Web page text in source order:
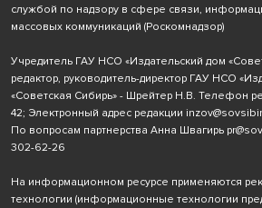
службой по надзору в сфере связи,
массовых коммуникаций (Роскомнадзор)
Учредитель ГАУ НСО «Издательский дом
редактор, руководитель-директор ГАУ НСО
«Советская Сибирь» - Шрейтер Н.В. Телефон
42; Электронный адрес редакции
По вопросам партнерства Анна Швагирь
302-62-26
На информационном ресурсе применяются
технологии (информационные технологии